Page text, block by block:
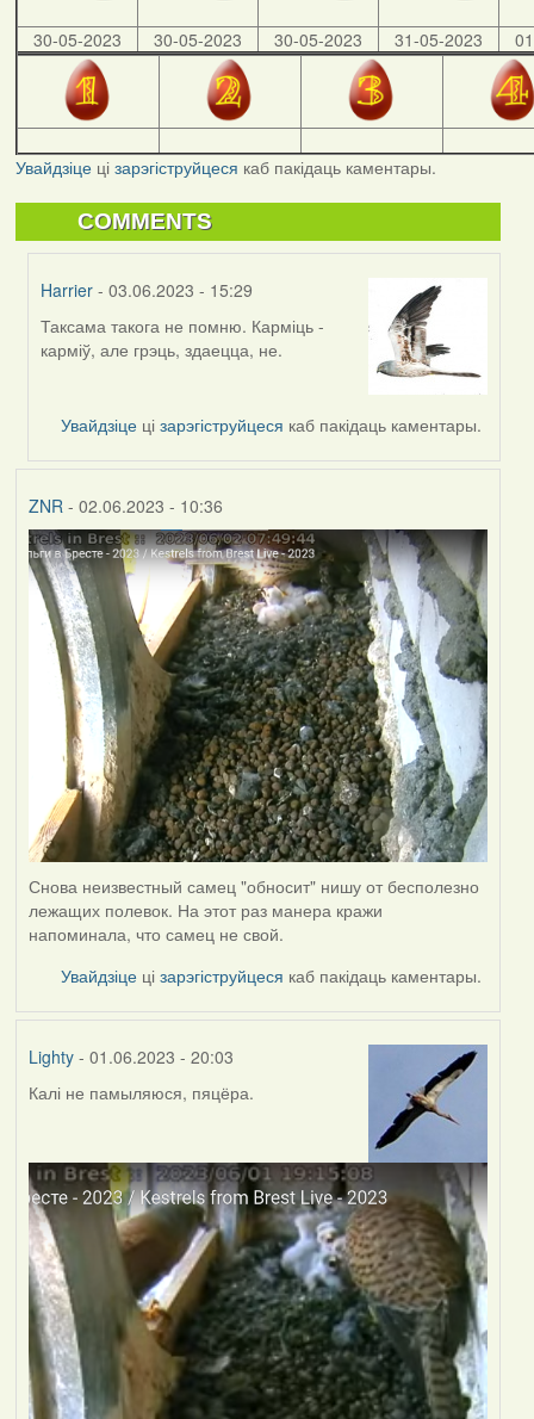
30-05-2023 30-05-2023 30-05-2023 31-05-2023
Увайдзіцеці зарэгіструйцеся каб пакідаць каментары.
COMMENTS
Harrier - 03.06.2023 - 15:29
In
reply
ZNR
Таксама такога не помню. Карміць -
карміў, але грэць, здаецца, не.
Увайдзіце цізарэгіструйцеся каб пакідаць каментары.
ZNR- 02.06.2023 - 10:36
Снова неизвестный самец "обносит" нишу от бесполезно
лежащих полевок. На этот раз манера кражи
напоминала, что самец не свой.
Увайдзіце цізарэгіструйцеся каб пакідаць каментары.
Lighty- 01.06.2023 - 20:03
Калі не памыляюся, пяцёра.